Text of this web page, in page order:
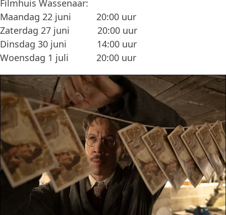
Filmhuis Wassenaar:
Maandag 22 juni 20:00 uur
Zaterdag 27 juni 20:00 uur
Dinsdag 30 juni 14:00 uur
Woensdag 1 juli 20:00 uur